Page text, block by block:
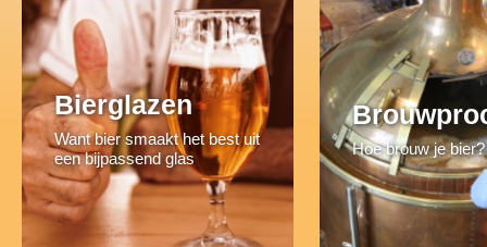
Bierglazen
Want bier smaakt het best uit
een bijpassend glas
Hoe brouw je bier?